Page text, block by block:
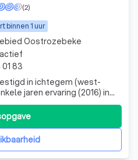
binnen 1 uur
(2)
jaren ervaring (2016) in
(betonlook)
als afwerking crepi of
Oostrozebeke
83